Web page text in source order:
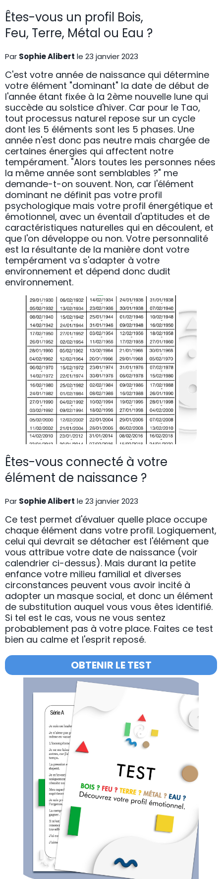
Êtes-vous un profil Bois,
Feu, Terre, Métal ou Eau ?
Par Sophie Alibert le 23 janvier 2023
C'est votre année de naissance qui détermine
votre élément "dominant" la date de début de
l'année étant fixée à la 2ème nouvelle lune qui
succède au solstice d'hiver. Car pour le Tao,
tout processus naturel repose sur un cycle
dont les 5 éléments sont les 5 phases. Une
année n'est donc pas neutre mais chargée de
certaines énergies qui affectent notre
tempérament. "Alors toutes les personnes nées
la même année sont semblables ?" me
demande-t-on souvent. Non, car l'élément
dominant ne définit pas votre profil
psychologique mais votre profil énergétique et
émotionnel, avec un éventail d'aptitudes et de
caractéristiques naturelles qui en découlent, et
que l'on développe ou non. Votre personnalité
est la résultante de la manière dont votre
tempérament va s'adapter à votre
environnement et dépend donc dudit
environnement.
Êtes-vous connecté à votre
élément de naissance ?
Par Sophie Alibert le 23 janvier 2023
Ce test permet d'évaluer quelle place occupe
chaque élément dans votre profil. Logiquement,
celui qui devrait se détacher est l'élément que
vous attribue votre date de naissance (voir
calendrier ci-dessus). Mais durant la petite
enfance votre milieu familial et diverses
circonstances peuvent vous avoir incité à
adopter un masque social, et donc un élément
de substitution auquel vous vous êtes identifié.
Si tel est le cas, vous ne vous sentez
probablement pas à votre place. Faites ce test
bien au calme et l'esprit reposé.
OBTENIR LE TEST